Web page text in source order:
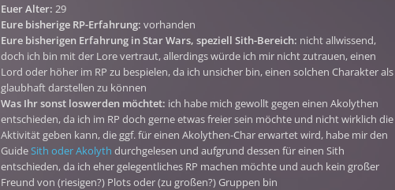
Euer Alter:29
Eure bisherige RP-Erfahrung:vorhanden
Eure bisherigen Erfahrung in Star Wars, speziell Sith-Bereich: nicht allwissend,
doch ich bin mit der Lore vertraut, allerdings würde ich mir nicht zutrauen, einen
Lord oder höher im RP zu bespielen, da ich unsicher bin, einen solchen Charakter als
glaubhaft darstellen zu können
Was Ihr sonst loswerden möchtet: ich habe mich gewollt gegen einen Akolythen
entschieden, da ich im RP doch gerne etwas freier sein möchte und nicht wirklich die
Aktivität geben kann, die ggf. für einen Akolythen-Char erwartet wird, habe mir den
GuideSith oder Akolyth durchgelesen und aufgrund dessen für einen Sith
entschieden, da ich eher gelegentliches RP machen möchte und auch kein großer
Freund von (riesigen?) Plots oder (zu großen?) Gruppen bin